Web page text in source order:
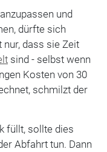
und
dürfte sich
dass sie Zeit
sind - selbst wenn
Kosten von 30
schmilzt der
füllt, sollte dies
Abfahrt tun. Dann